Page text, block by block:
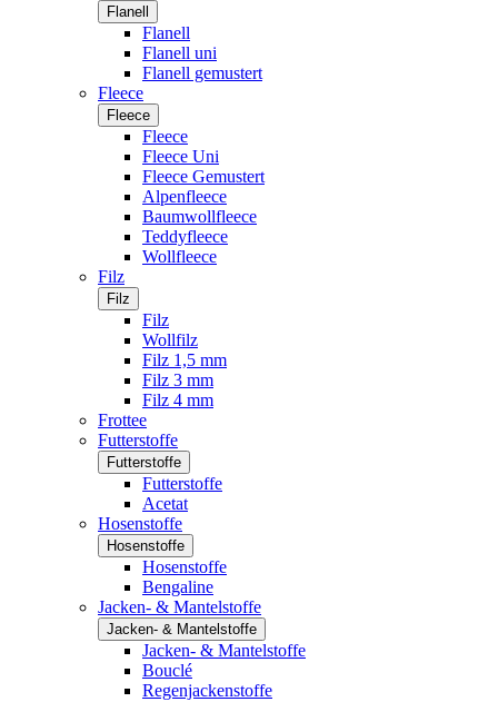
Flanell
Flanell
Flanell uni
Flanell gemustert
Fleece
Fleece
Fleece
Fleece Uni
Fleece Gemustert
Alpenfleece
Baumwollfleece
Teddyfleece
Wollfleece
Filz
Filz
Filz
Wollfilz
Filz 1,5 mm
Filz 3 mm
Filz 4 mm
Frottee
Futterstoffe
Futterstoffe
Futterstoffe
Acetat
Hosenstoffe
Hosenstoffe
Hosenstoffe
Bengaline
Jacken- & Mantelstoffe
Jacken- & Mantelstoffe
Jacken- & Mantelstoffe
Bouclé
Regenjackenstoffe